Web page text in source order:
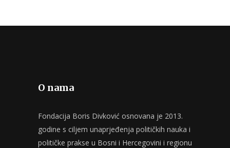
O nama
Fondacija Boris Divković osnovana je 2013.
godine s ciljem unaprjeđenja političkih nauka i
političke prakse u Bosni i Hercegovini i regionu